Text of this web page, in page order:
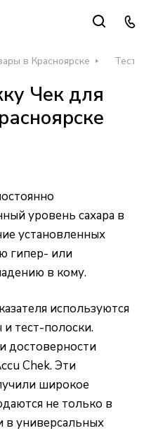
в Красноярске Тест-
Чек для
уровень сахара в
установленных
гипер- или
в кому.
используются
тест-полоски.
достоверности
Chek. Эти
широкое
не только в
в универсальных